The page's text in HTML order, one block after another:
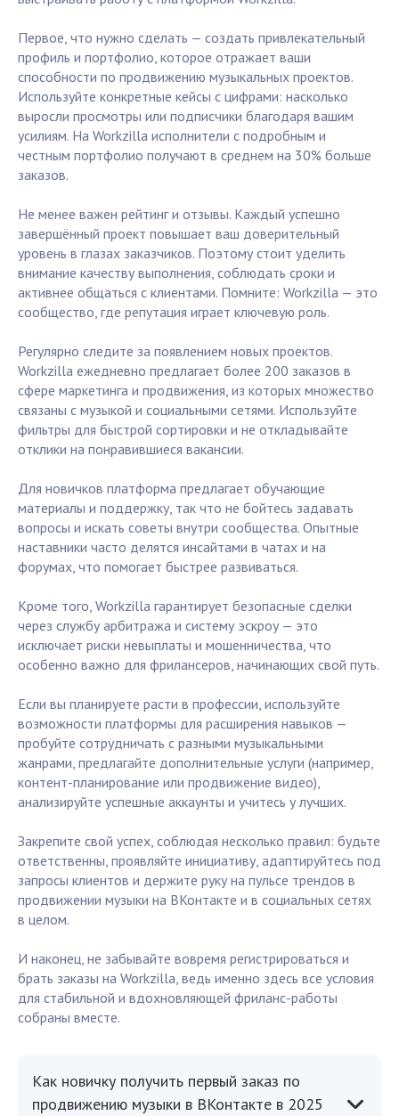
Первое, что нужно сделать — создать привлекательный
профиль и портфолио, которое отражает ваши
способности по продвижению музыкальных проектов.
Используйте конкретные кейсы с цифрами: насколько
выросли просмотры или подписчики благодаря вашим
усилиям. На Workzilla исполнители с подробным и
честным портфолио получают в среднем на 30% больше
заказов.
Не менее важен рейтинг и отзывы. Каждый успешно
завершённый проект повышает ваш доверительный
уровень в глазах заказчиков. Поэтому стоит уделить
внимание качеству выполнения, соблюдать сроки и
активнее общаться с клиентами. Помните: Workzilla — это
сообщество, где репутация играет ключевую роль.
Регулярно следите за появлением новых проектов.
Workzilla ежедневно предлагает более 200 заказов в
сфере маркетинга и продвижения, из которых множество
связаны с музыкой и социальными сетями. Используйте
фильтры для быстрой сортировки и не откладывайте
отклики на понравившиеся вакансии.
Для новичков платформа предлагает обучающие
материалы и поддержку, так что не бойтесь задавать
вопросы и искать советы внутри сообщества. Опытные
наставники часто делятся инсайтами в чатах и на
форумах, что помогает быстрее развиваться.
Кроме того, Workzilla гарантирует безопасные сделки
через службу арбитража и систему эскроу — это
исключает риски невыплаты и мошенничества, что
особенно важно для фрилансеров, начинающих свой путь.
Если вы планируете расти в профессии, используйте
возможности платформы для расширения навыков —
пробуйте сотрудничать с разными музыкальными
жанрами, предлагайте дополнительные услуги (например,
контент-планирование или продвижение видео),
анализируйте успешные аккаунты и учитесь у лучших.
Закрепите свой успех, соблюдая несколько правил: будьте
ответственны, проявляйте инициативу, адаптируйтесь под
запросы клиентов и держите руку на пульсе трендов в
продвижении музыки на ВКонтакте и в социальных сетях
в целом.
И наконец, не забывайте вовремя регистрироваться и
брать заказы на Workzilla, ведь именно здесь все условия
для стабильной и вдохновляющей фриланс-работы
собраны вместе.
Как новичку получить первый заказ по
продвижению музыки в ВКонтакте в 2025